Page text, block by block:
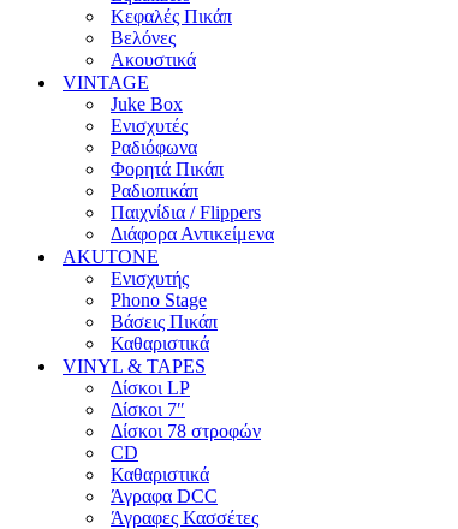
Κεφαλές Πικάπ
Βελόνες
Ακουστικά
VINTAGE
Juke Box
Ενισχυτές
Ραδιόφωνα
Φορητά Πικάπ
Ραδιοπικάπ
Παιχνίδια / Flippers
Διάφορα Αντικείμενα
AKUTONE
Ενισχυτής
Phono Stage
Βάσεις Πικάπ
Καθαριστικά
VINYL & TAPES
Δίσκοι LP
Δίσκοι 7″
Δίσκοι 78 στροφών
CD
Καθαριστικά
Άγραφα DCC
Άγραφες Κασσέτες